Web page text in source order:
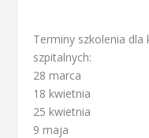
Terminy szkolenia
szpitalnych:
28 marca
18 kwietnia
25 kwietnia
9 maja